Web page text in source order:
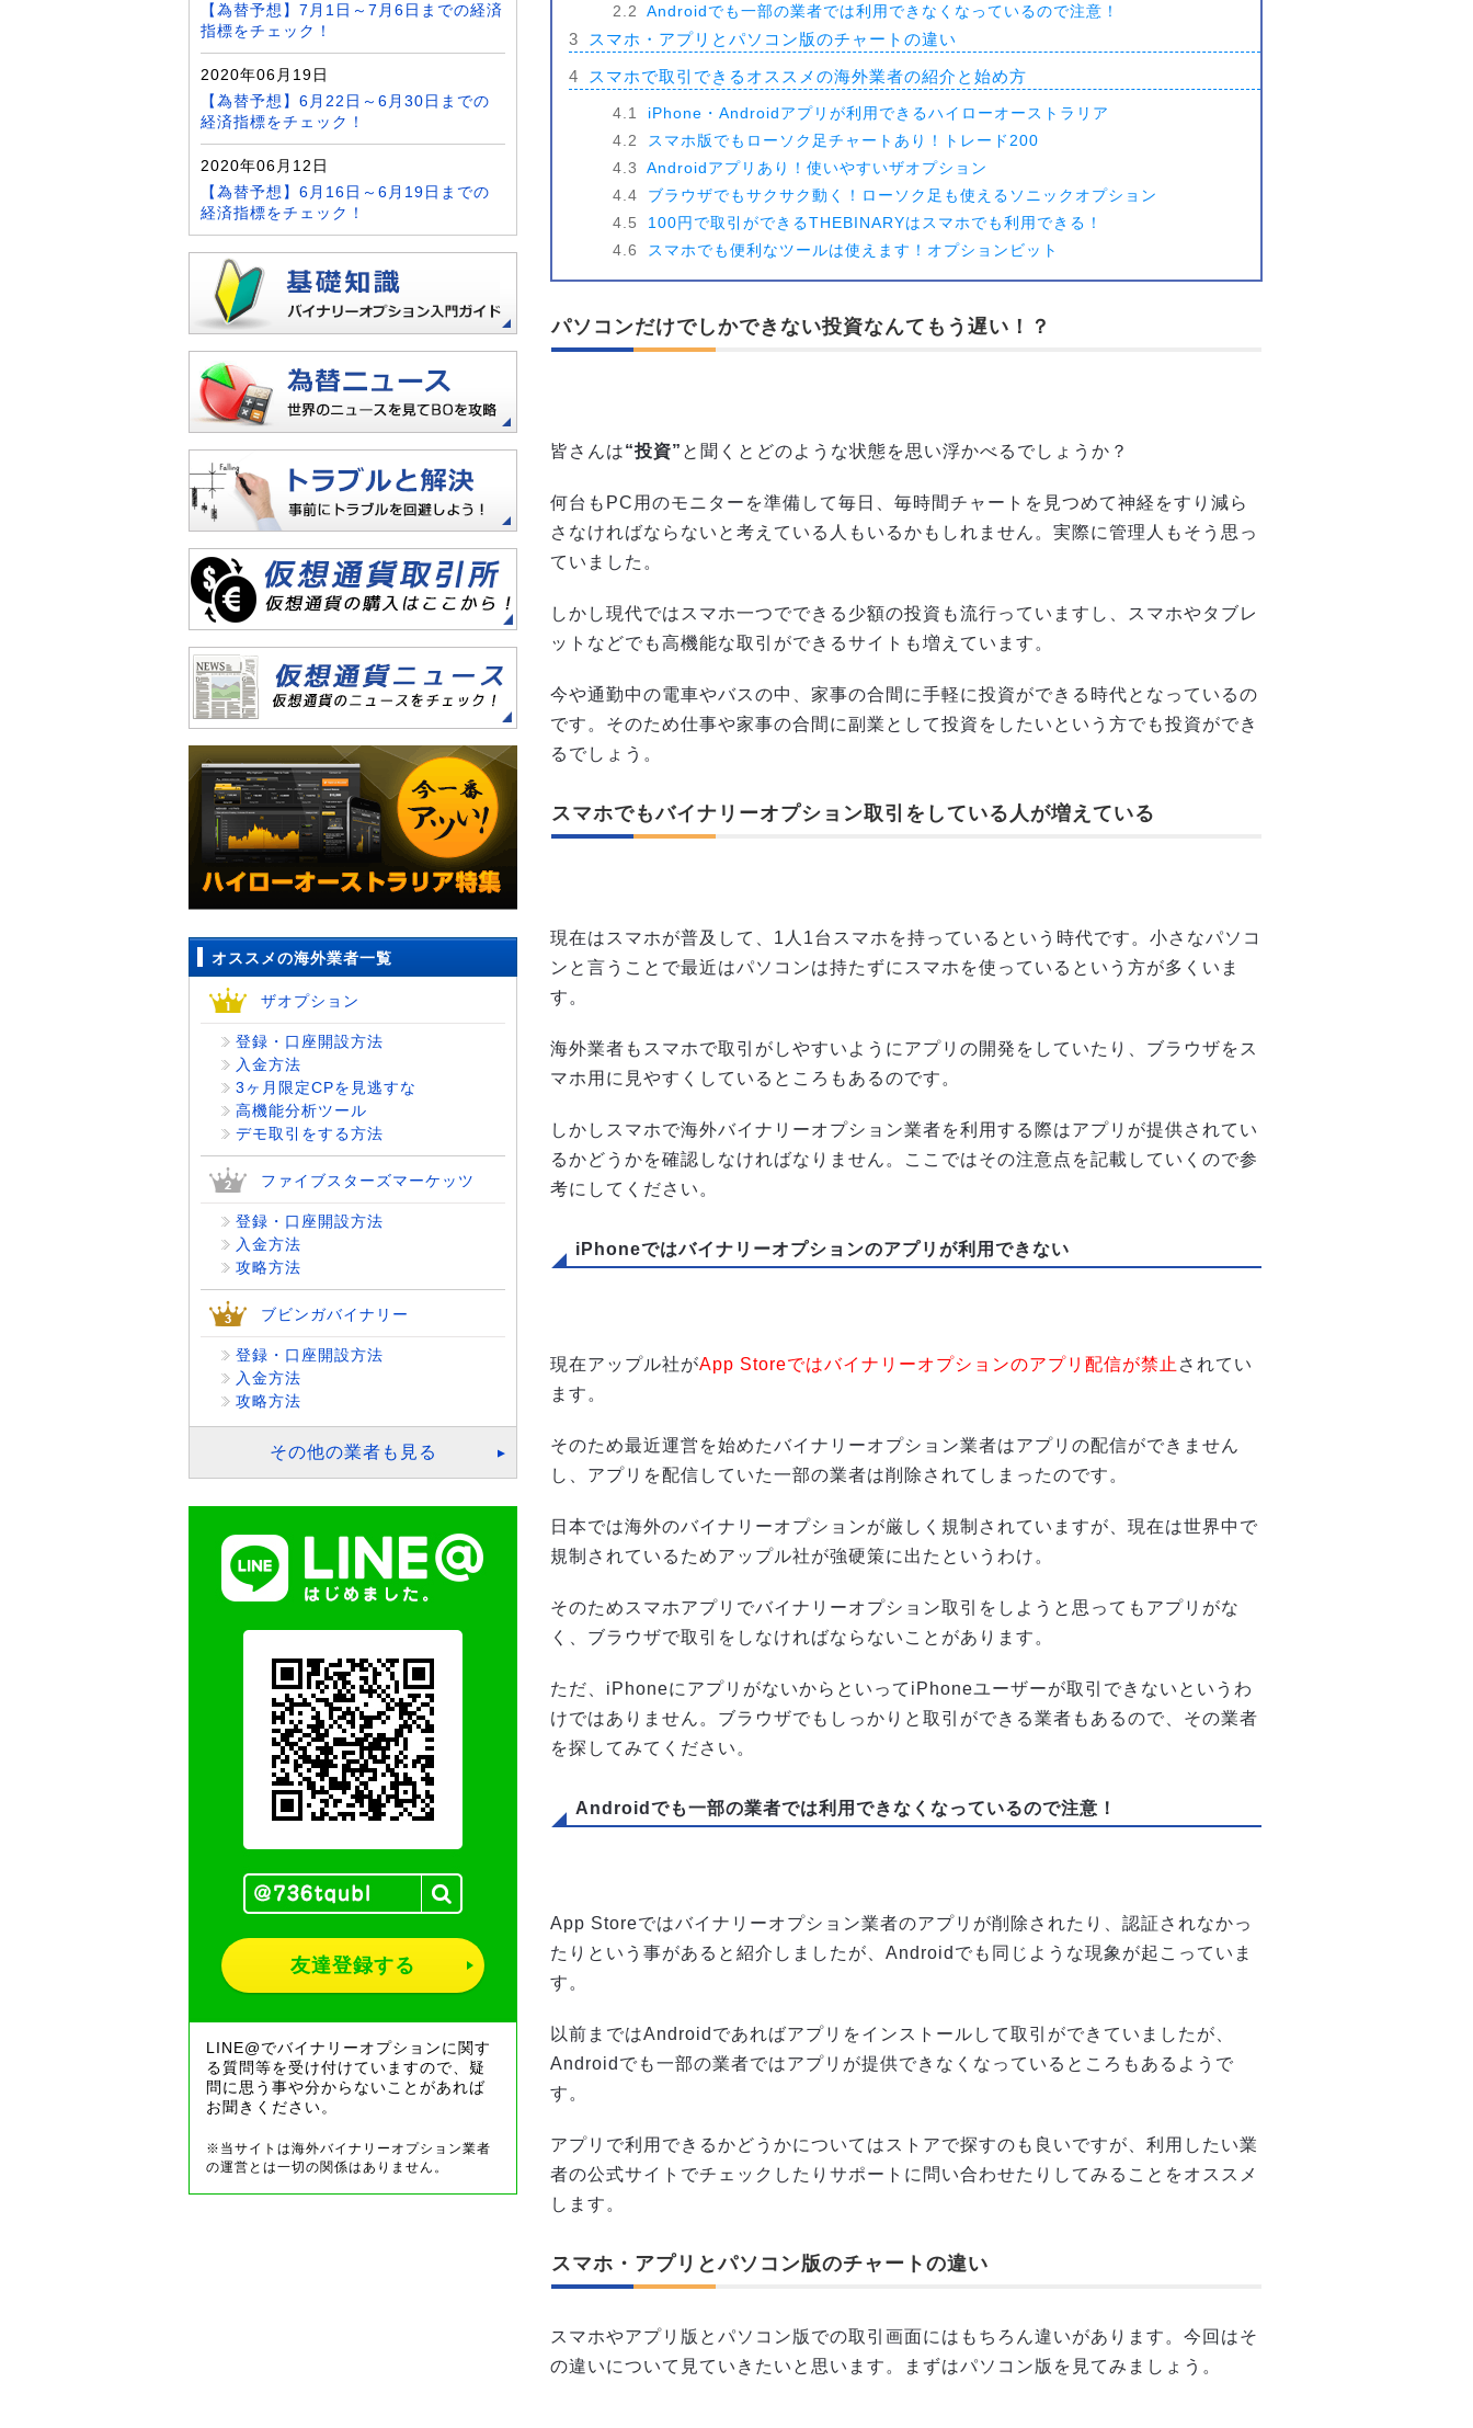
2.2
Androidでも一部の業者では利用できなくなっているので注意！
3
スマホ・アプリとパソコン版のチャートの違い
4
スマホで取引できるオススメの海外業者の紹介と始め方
4.1
iPhone・Androidアプリが利用できるハイローオーストラリア
4.2
スマホ版でもローソク足チャートあり！トレード200
4.3
Androidアプリあり！使いやすいザオプション
4.4
ブラウザでもサクサク動く！ローソク足も使えるソニックオプション
4.5
100円で取引ができるTHEBINARYはスマホでも利用できる！
4.6
スマホでも便利なツールは使えます！オプションビット
パソコンだけでしかできない投資なんてもう遅い！？
皆さんは“投資” と聞くとどのような状態を思い浮かべるでしょうか？
何台もPC用のモニターを準備して毎日、毎時間チャートを見つめて神経をすり減ら
さなければならないと考えている人もいるかもしれません。実際に管理人もそう思っ
ていました。
しかし現代ではスマホ一つでできる少額の投資も流行っていますし、スマホやタブレ
ットなどでも高機能な取引ができるサイトも増えています。
今や通勤中の電車やバスの中、家事の合間に手軽に投資ができる時代となっているの
です。そのため仕事や家事の合間に副業として投資をしたいという方でも投資ができ
るでしょう。
スマホでもバイナリーオプション取引をしている人が増えている
現在はスマホが普及して、1人1台スマホを持っているという時代です。小さなパソコ
ンと言うことで最近はパソコンは持たずにスマホを使っているという方が多くいま
す。
海外業者もスマホで取引がしやすいようにアプリの開発をしていたり、ブラウザをス
マホ用に見やすくしているところもあるのです。
しかしスマホで海外バイナリーオプション業者を利用する際はアプリが提供されてい
るかどうかを確認しなければなりません。ここではその注意点を記載していくので参
考にしてください。
iPhoneではバイナリーオプションのアプリが利用できない
現在アップル社がApp Storeではバイナリーオプションのアプリ配信が禁止 されてい
ます。
そのため最近運営を始めたバイナリーオプション業者はアプリの配信ができません
し、アプリを配信していた一部の業者は削除されてしまったのです。
日本では海外のバイナリーオプションが厳しく規制されていますが、現在は世界中で
規制されているためアップル社が強硬策に出たというわけ。
そのためスマホアプリでバイナリーオプション取引をしようと思ってもアプリがな
く、ブラウザで取引をしなければならないことがあります。
ただ、iPhoneにアプリがないからといってiPhoneユーザーが取引できないというわ
けではありません。ブラウザでもしっかりと取引ができる業者もあるので、その業者
を探してみてください。
Androidでも一部の業者では利用できなくなっているので注意！
App Storeではバイナリーオプション業者のアプリが削除されたり、認証されなかっ
たりという事があると紹介しましたが、Androidでも同じような現象が起こっていま
す。
以前まではAndroidであればアプリをインストールして取引ができていましたが、
Androidでも一部の業者ではアプリが提供できなくなっているところもあるようで
す。
アプリで利用できるかどうかについてはストアで探すのも良いですが、利用したい業
者の公式サイトでチェックしたりサポートに問い合わせたりしてみることをオススメ
します。
スマホ・アプリとパソコン版のチャートの違い
スマホやアプリ版とパソコン版での取引画面にはもちろん違いがあります。今回はそ
の違いについて見ていきたいと思います。まずはパソコン版を見てみましょう。
【為替予想】7月1日～7月6日までの経済
指標をチェック！
2020年06月19日
【為替予想】6月22日～6月30日までの
経済指標をチェック！
2020年06月12日
【為替予想】6月16日～6月19日までの
経済指標をチェック！
オススメの海外業者一覧
ザオプション
登録・口座開設方法
入金方法
3ヶ月限定CPを見逃すな
高機能分析ツール
デモ取引をする方法
ファイブスターズマーケッツ
登録・口座開設方法
入金方法
攻略方法
ブビンガバイナリー
登録・口座開設方法
入金方法
攻略方法
その他の業者も見る
友達登録する
LINE@でバイナリーオプションに関す
る質問等を受け付けていますので、疑
問に思う事や分からないことがあれば
お聞きください。
※当サイトは海外バイナリーオプション業者
の運営とは一切の関係はありません。